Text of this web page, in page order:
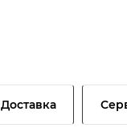
Доставка